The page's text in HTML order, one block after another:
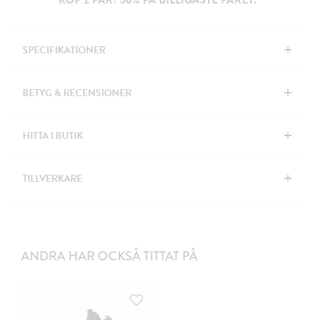
SPECIFIKATIONER +
BETYG & RECENSIONER +
HITTA I BUTIK +
TILLVERKARE +
ANDRA HAR OCKSÅ TITTAT PÅ